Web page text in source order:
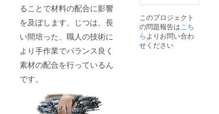
ることで材料の配合に影響
を及ぼします、じつは、長
い間培った、職人の技術に
より手作業でバランス良く
素材の配合を行っているん
です。
このプロジェクト
の問題報告はこち
らよりお問い合わ
せください